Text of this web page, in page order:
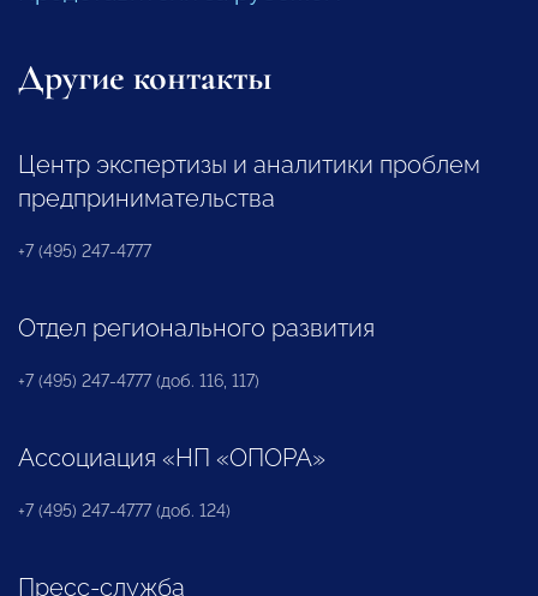
Другие контакты
Центр экспертизы и аналитики проблем
предпринимательства
+7 (495) 247-4777
Отдел регионального развития
+7 (495) 247-4777 (доб. 116, 117)
Ассоциация «НП «ОПОРА»
+7 (495) 247-4777 (доб. 124)
Пресс-служба